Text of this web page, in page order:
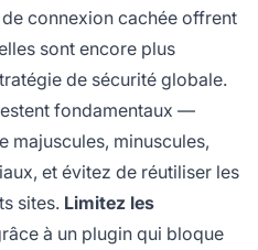
de connexion cachée offrent
sont encore plus
de sécurité globale.
fondamentaux —
majuscules, minuscules,
et évitez de réutiliser les
sites. Limitez les
à un plugin qui bloque